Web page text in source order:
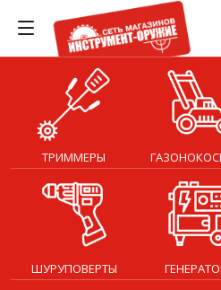
ТРИММЕРЫ
ШУРУПОВЕРТЫ